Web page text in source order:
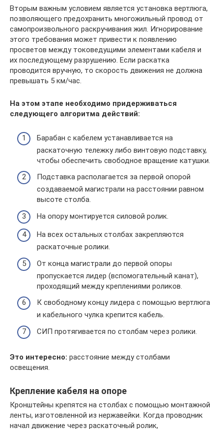
Вторым важным условием является установка вертлюга,
позволяющего предохранить многожильный провод от
самопроизвольного раскручивания жил. Игнорирование
этого требования может привести к появлению
просветов между токоведущими элементами кабеля и
их последующему разрушению. Если раскатка
проводится вручную, то скорость движения не должна
превышать 5 км/час.
На этом этапе необходимо придерживаться
следующего алгоритма действий:
Барабан с кабелем устанавливается на
раскаточную тележку либо винтовую подставку,
чтобы обеспечить свободное вращение катушки.
Подставка располагается за первой опорой
создаваемой магистрали на расстоянии равном
высоте столба.
На опору монтируется силовой ролик.
На всех остальных столбах закрепляются
раскаточные ролики.
От конца магистрали до первой опоры
пропускается лидер (вспомогательный канат),
проходящий между креплениями роликов.
К свободному концу лидера с помощью вертлюга
и кабельного чулка крепится кабель.
СИП протягивается по столбам через ролики.
Это интересно: расстояние между столбами
освещения.
Крепление кабеля на опоре
Кронштейны крепятся на столбах с помощью монтажной
ленты, изготовленной из нержавейки. Когда проводник
начал движение через раскаточный ролик,